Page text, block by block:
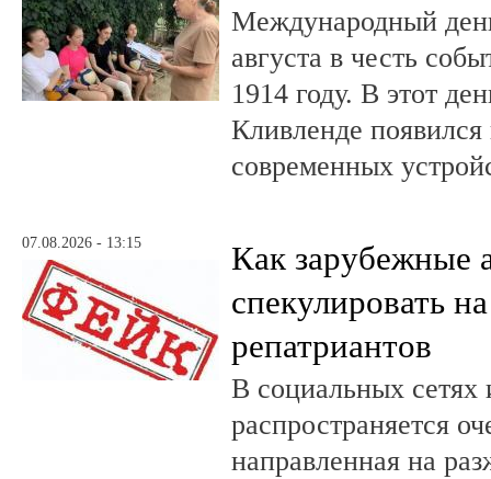
Международный
августа в честь
1914 году. В этот
Кливленде
современных
07.08.2026 - 13:15
Как зарубежные
спекулировать
репатриантов
В социальных сетях
распространяется
направленная на